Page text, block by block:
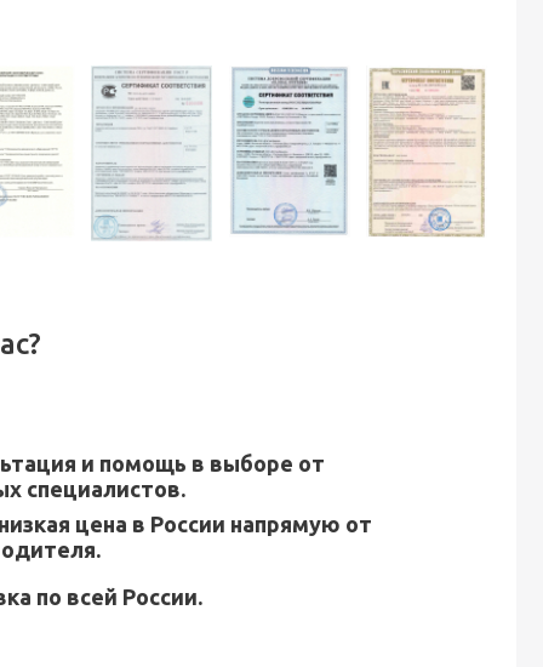
и помощь в выборе от
специалистов.
цена в России напрямую от
по всей России.